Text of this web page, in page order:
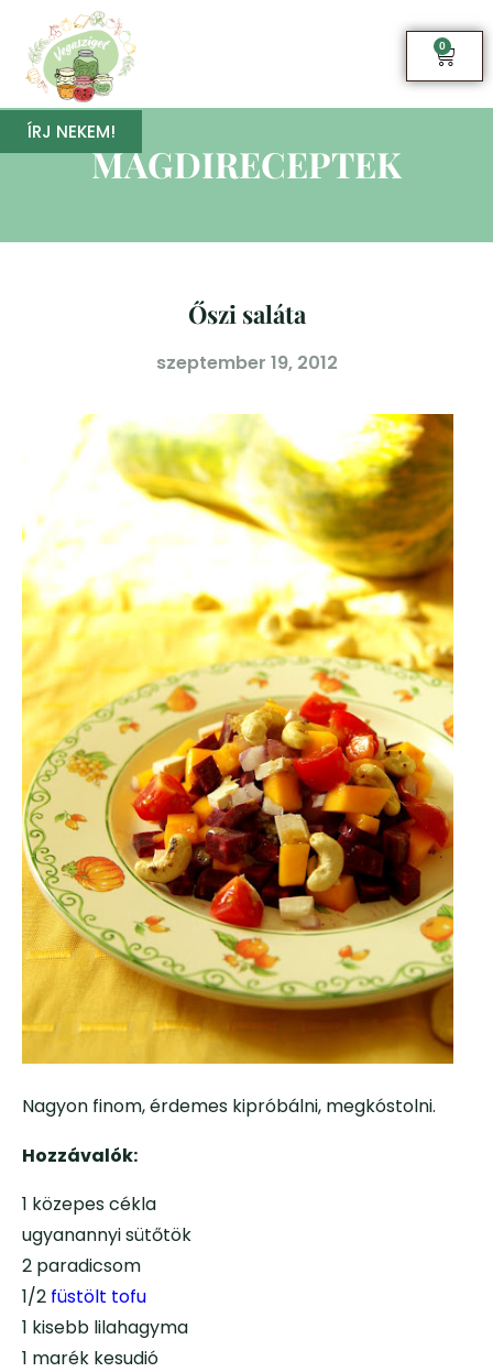
0
ÍRJ NEKEM!
MAGDIRECEPTEK
Őszi saláta
szeptember 19, 2012
Nagyon finom, érdemes kipróbálni, megkóstolni.
Hozzávalók:
1 közepes cékla
ugyanannyi sütőtök
2 paradicsom
1/2 füstölt tofu
1 kisebb lilahagyma
1 marék kesudió